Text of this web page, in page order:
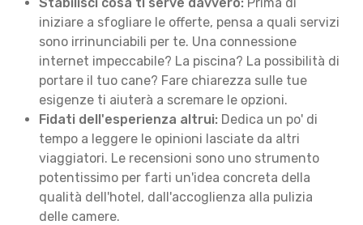
iniziare a sfogliare le offerte, pensa a quali servizi
sono irrinunciabili per te. Una connessione
internet impeccabile? La piscina? La possibilità di
portare il tuo cane? Fare chiarezza sulle tue
esigenze ti aiuterà a scremare le opzioni.
Fidati dell'esperienza altrui: Dedica un po' di
tempo a leggere le opinioni lasciate da altri
viaggiatori. Le recensioni sono uno strumento
potentissimo per farti un'idea concreta della
qualità dell'hotel, dall'accoglienza alla pulizia
delle camere.